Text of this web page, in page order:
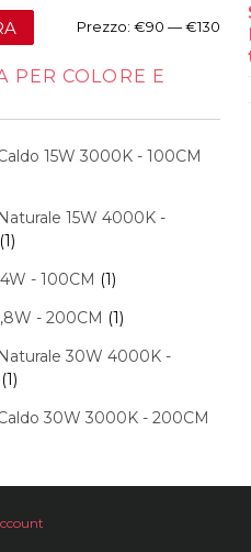
Max
Prezzo: €90 —€130
PER COLORE E
15W 3000K - 100CM
15W 4000K -
(1)
- 100CM (1)
- 200CM (1)
30W 4000K -
(1)
30W 3000K - 200CM